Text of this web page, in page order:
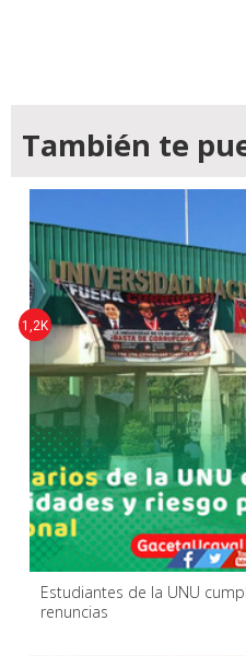
También te
Estudiantes de la UNU
renuncias
1,2K